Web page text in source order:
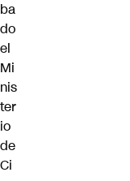
ba
do
el
Mi
nis
ter
io
de
Ci